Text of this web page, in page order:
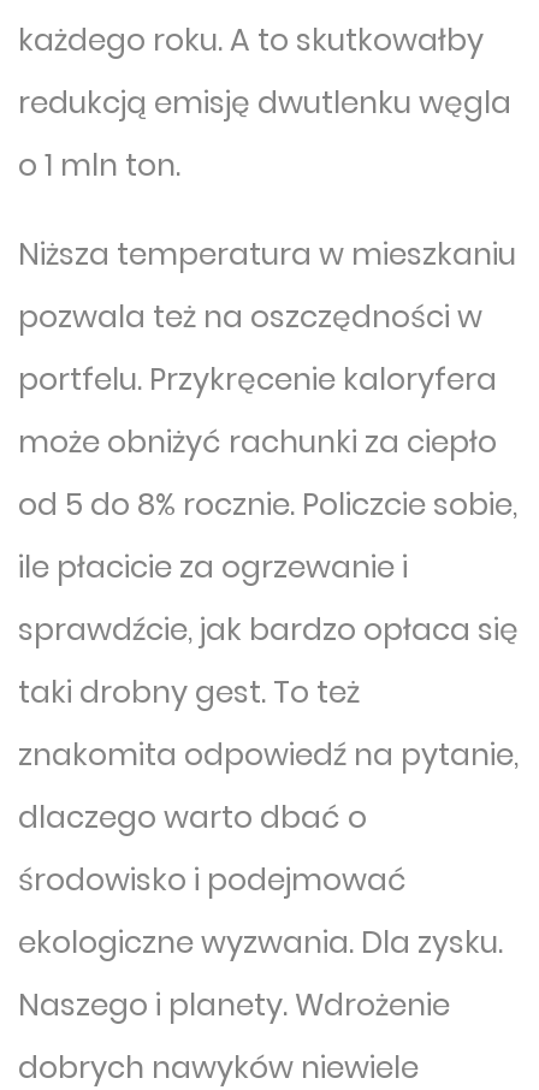
każdego roku. A to skutkowałby
redukcją emisję dwutlenku węgla
o 1 mln ton.
Niższa temperatura w mieszkaniu
pozwala też na oszczędności w
portfelu. Przykręcenie kaloryfera
może obniżyć rachunki za ciepło
od 5 do 8% rocznie. Policzcie sobie,
ile płacicie za ogrzewanie i
sprawdźcie, jak bardzo opłaca się
taki drobny gest. To też
znakomita odpowiedź na pytanie,
dlaczego warto dbać o
środowisko i podejmować
ekologiczne wyzwania. Dla zysku.
Naszego i planety. Wdrożenie
dobrych nawyków niewiele